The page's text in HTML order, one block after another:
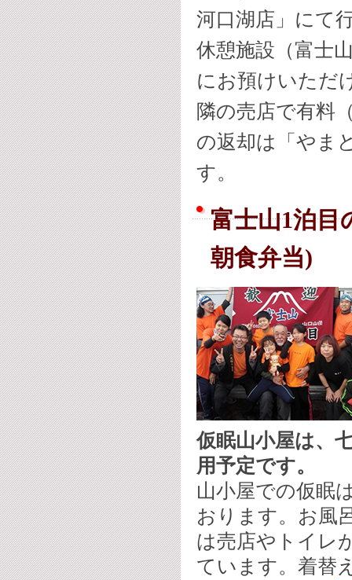
河口湖店」にて
休憩施設（富士
にお預けいただ
隣の売店で有料
の返却は「やま
す。
富士山1泊目
朝食弁当)
仮眠山小屋は、
用予定です。
山小屋での仮眠
おります。お風
は売店やトイレ
ています。着替